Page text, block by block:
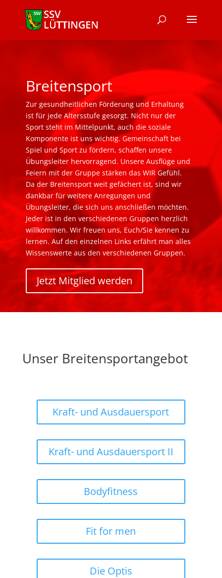
Breitensport
Zur gesundheitlichen Förderung und Erhaltung
ist für jede Altersstufe gesorgt. Nicht nur der
Sport steht im Mittelpunkt, auch die soziale
Komponente ist uns wichtig. Gemeinschaft bei
Spiel und Sport zu fördern, schaffen unsere
Übungsleiter hervorragend. Unsere Ausflüge und
Feiern mit der Gruppe stärken das WIR Gefühl.
Da der Breitensport weit gefächert ist, sind wir
dankbar für weitere Anregungen und
Übungsleiter, die sich uns anschließen möchten.
Jeder ist in den verschiedenen Gruppen herzlich
willkommen. Wir freuen uns, Euch/Sie kennen zu
lernen. Auf den einzelnen Links erfährt man alles
Wissenswerte aus den verschiedenen Gruppen.
Jetzt Mitglied werden
Unser Breitensportangebot
Kraft- und Ausdauersport
Kraft- und Ausdauersport II
Bodyfitness
Fit for men
Die Optis